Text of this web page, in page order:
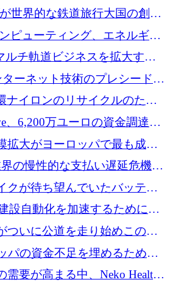
世界的な鉄道旅行大国の創設
Europeを買収
ピューティング、エネルギー
張に 2,000 万ドルを調達
ルチ軌道ビジネスを拡大する
Cで7,000万ドルを調達
ーネット技術のプレシードと
を確保
ナイロンのリサイクルのため
3,000 万ドルを調達
、6,200万ユーロの資金調達
ダムに根を張る
拡大がヨーロッパで最も成功
み出す、アントラー氏が発見
の慢性的な支払い遅延危機に
290 万ポンドを調達
クが待ち望んでいたバッテリ
ークを構築している
設自動化を加速するためにシ
万ドルを確保
ついに公道を走り始めこの国
しようとしている
パの資金不足を埋めるために
万ユーロを調達
需要が高まる中、Neko Health